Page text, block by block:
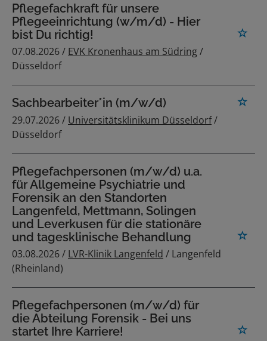
Pflegefachkraft für unsere
Pflegeeinrichtung (w/m/d) - Hier
bist Du richtig!
07.08.2026 / EVK Kronenhaus am Südring/
Düsseldorf
Sachbearbeiter*in (m/w/d)
29.07.2026 / Universitätsklinikum Düsseldorf/
Düsseldorf
Pflegefachpersonen (m/w/d) u.a.
für Allgemeine Psychiatrie und
Forensik an den Standorten
Langenfeld, Mettmann, Solingen
und Leverkusen für die stationäre
und tagesklinische Behandlung
03.08.2026 / LVR-Klinik Langenfeld / Langenfeld
(Rheinland)
Pflegefachpersonen (m/w/d) für
die Abteilung Forensik - Bei uns
startet Ihre Karriere!